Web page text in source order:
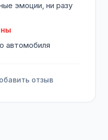
эмоции, ни разу
автомобиля
отзыв